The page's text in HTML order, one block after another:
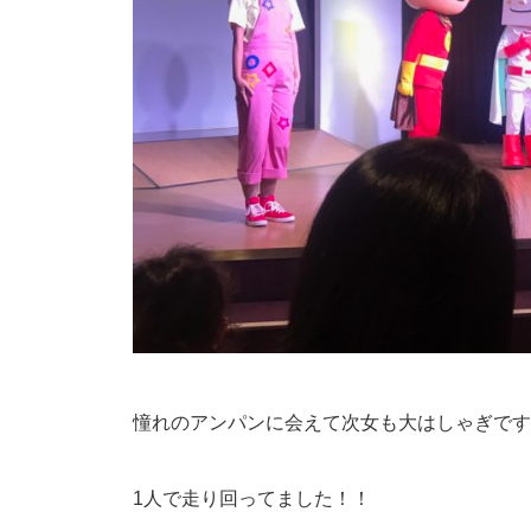
憧れのアンパンに会えて次女も大はしゃぎで
1人で走り回ってました！！